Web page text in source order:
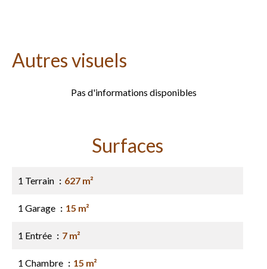
Autres visuels
Pas d'informations disponibles
Surfaces
1 Terrain 627 m²
1 Garage 15 m²
1 Entrée 7 m²
1 Chambre 15 m²